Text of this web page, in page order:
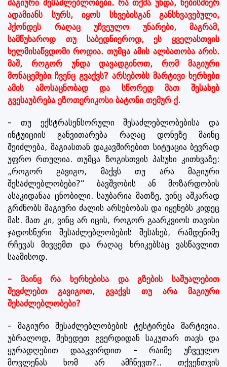
მაგიური შესაძლებლობები. რა თქმა უნდა, ნებისმიერ
ადამიანს სურს, იყოს სხვებისგან განსხვავებული,
ჰქონდეს რაღაც უჩვეულო უნარები, მაგრამ,
სამწუხაროდ თუ საბედნიეროდ, ეს ყველასთვის
ხელმისაწვდომი როდია. თუმცა ამის ალბათობა არის.
მაშ, როგორ უნდა დავადგინოთ, რომ მაგიური
მონაცემები ჩვენც გვაქვს? არსებობს მარტივი ხერხები
ამის ამოსაცნობად და სწორედ მათ შესახებ
გვესაუბრება ეზოთერიკოსი ბატონი თემურ ქ.
- თუ ექსტრასენსორული შესაძლებლობებისა და
ინტუიციის განვითარება რაღაც დონეზე მაინც
შეიძლება, მაგიასთან დაკავშირებით სიტუაცია ბევრად
უფრო რთულია. თუმცა ზოგისთვის პასუხი კითხვაზე:
„როგორ გავიგო, მაქვს თუ არა მაგიური
შესაძლებლობები?“ ბავშვობის ან მოზარდობის
ასაკიდანაა ცნობილი. საუბარია მათზე, ვინც აშკარად
გრძნობს მაგიური ძალის არსებობას და იყენებს კიდეც
მას. მათ კი, ვინც არ იცის, როგორ გაარკვიოს თავისი
ჯადოსნური შესაძლებლობების შესახებ, რამდენიმე
რჩევას მივცემთ და რაღაც ხრიკებსაც ვასწავლით
საამისოდ.
- მაინც რა ხერხებისა და გზების საშუალებით
შევძლებთ გავიგოთ, გვაქვს თუ არა მაგიური
შესაძლებლობები?
- მაგიური შესაძლებლობების ტესტირება მარტივია.
უბრალოდ, შეხედეთ გვერდიდან საკუთარ თავს და
ყურადღებით დააკვირდით - რაიმე უჩვეულო
მოვლენას ხომ არ ამჩნევთ?.. თქვენთვის